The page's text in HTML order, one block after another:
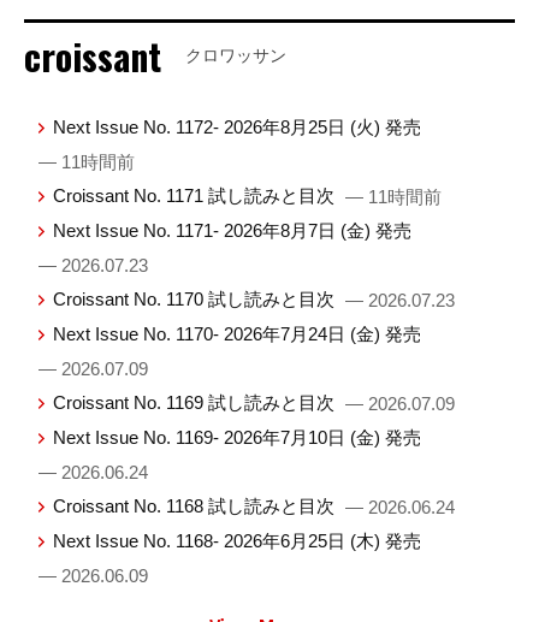
croissant クロワッサン
Next Issue No. 1172- 2026年8月25日 (火) 発売
— 11時間前
Croissant No. 1171 試し読みと目次 — 11時間前
Next Issue No. 1171- 2026年8月7日 (金) 発売
— 2026.07.23
Croissant No. 1170 試し読みと目次 — 2026.07.23
Next Issue No. 1170- 2026年7月24日 (金) 発売
— 2026.07.09
Croissant No. 1169 試し読みと目次 — 2026.07.09
Next Issue No. 1169- 2026年7月10日 (金) 発売
— 2026.06.24
Croissant No. 1168 試し読みと目次 — 2026.06.24
Next Issue No. 1168- 2026年6月25日 (木) 発売
— 2026.06.09